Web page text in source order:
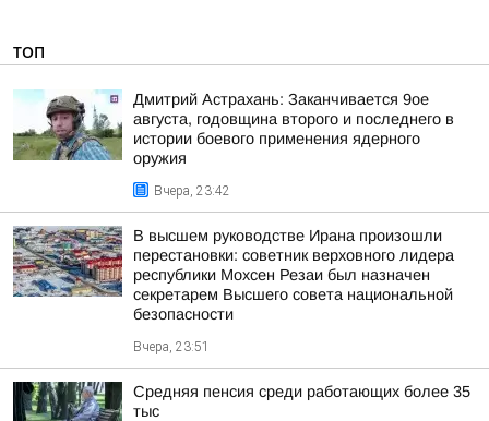
ТОП
Дмитрий Астрахань: Заканчивается 9ое
августа, годовщина второго и последнего в
истории боевого применения ядерного
оружия
Вчера, 23:42
В высшем руководстве Ирана произошли
перестановки: советник верховного лидера
республики Мохсен Резаи был назначен
секретарем Высшего совета национальной
безопасности
Вчера, 23:51
Средняя пенсия среди работающих более 35
тыс